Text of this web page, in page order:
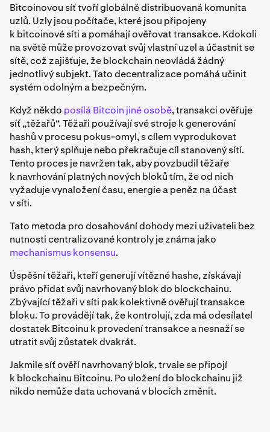
Bitcoinovou síť tvoří globálně distribuovaná komunita
uzlů. Uzly jsou počítače, které jsou připojeny
k bitcoinové síti a pomáhají ověřovat transakce. Kdokoli
na světě může provozovat svůj vlastní uzel a účastnit se
sítě, což zajišťuje, že blockchain neovládá žádný
jednotlivý subjekt. Tato decentralizace pomáhá učinit
systém odolným a bezpečným.
Když někdo posílá Bitcoin jiné osobě, transakci ověřuje
síť „těžařů“. Těžaři používají své stroje k generování
hashů v procesu pokus-omyl, s cílem vyprodukovat
hash, který splňuje nebo překračuje cíl stanovený sítí.
Tento proces je navržen tak, aby povzbudil těžaře
k navrhování platných nových bloků tím, že od nich
vyžaduje vynaložení času, energie a peněz na účast
v síti.
Tato metoda pro dosahování dohody mezi uživateli bez
nutnosti centralizované kontroly je známa jako
mechanismus konsensu.
Úspěšní těžaři, kteří generují vítězné hashe, získávají
právo přidat svůj navrhovaný blok do blockchainu.
Zbývající těžaři v síti pak kolektivně ověřují transakce
bloku. To provádějí tak, že kontrolují, zda má odesílatel
dostatek Bitcoinu k provedení transakce a nesnaží se
utratit svůj zůstatek dvakrát.
Jakmile síť ověří navrhovaný blok, trvale se připojí
k blockchainu Bitcoinu. Po uložení do blockchainu již
nikdo nemůže data uchovaná v blocích změnit.